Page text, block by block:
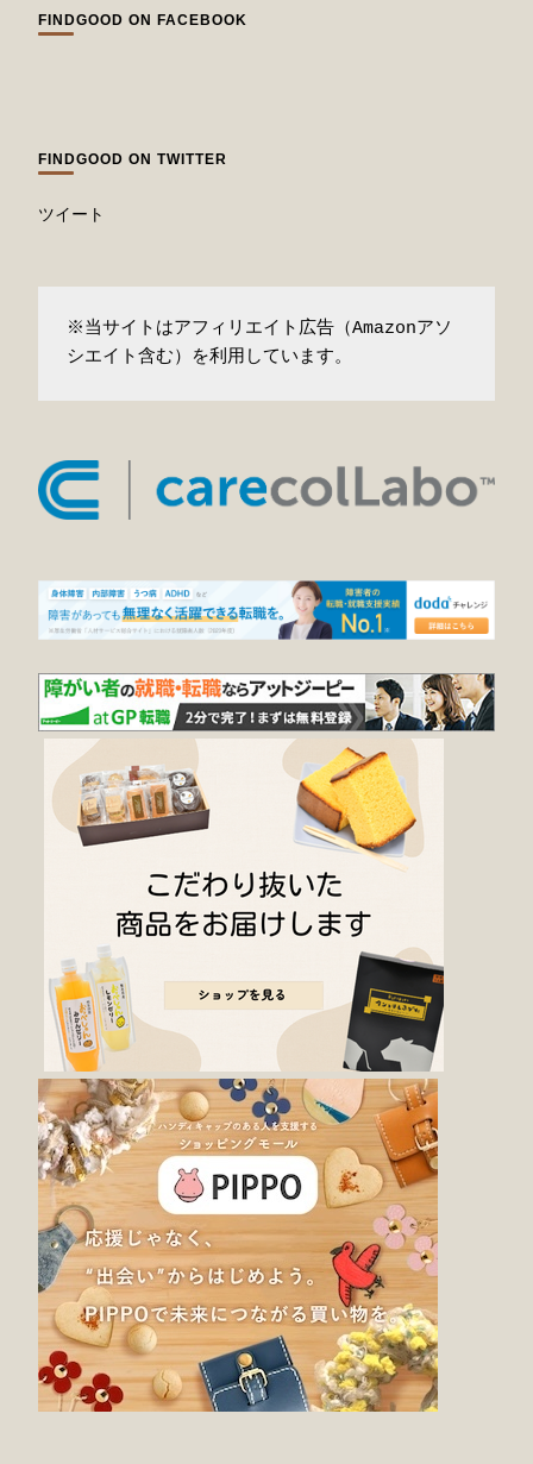
FINDGOOD ON FACEBOOK
FINDGOOD ON TWITTER
ツイート
※当サイトはアフィリエイト広告（Amazonアソ
シエイト含む）を利用しています。